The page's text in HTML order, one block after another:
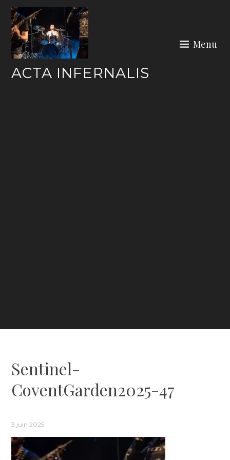
Skip
content
ACTA INFERNALIS
Menu
Sentinel-
CoventGarden2025-47
3 juin 2025